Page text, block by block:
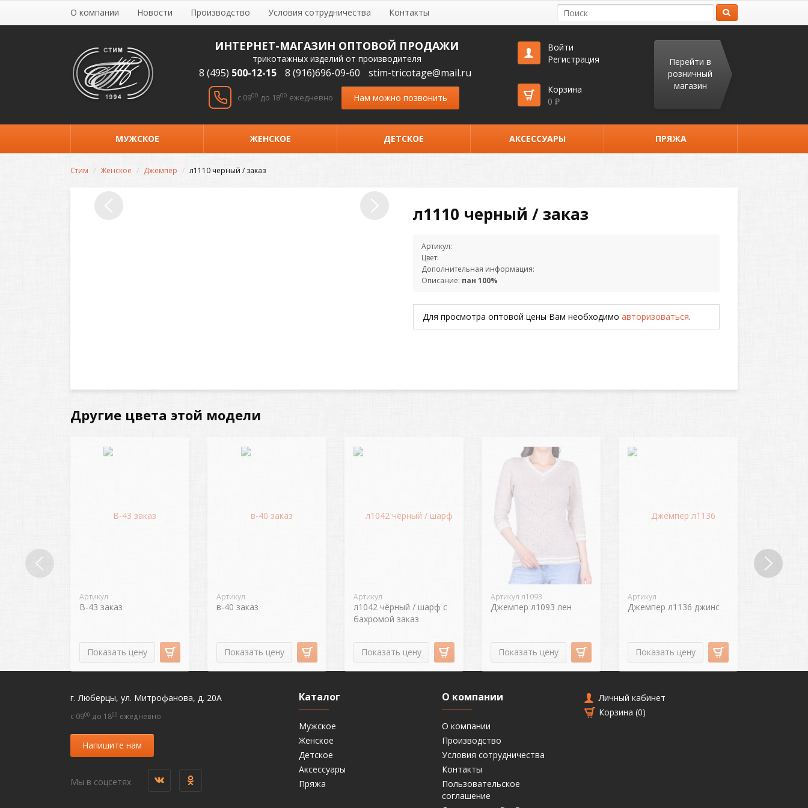
О компании Новости Производство Условия сотрудничества Контакты
ИНТЕРНЕТ-МАГАЗИН ОПТОВОЙ ПРОДАЖИ
трикотажных изделий от производителя
8 (495) 500-12-15 8 (916)696-09-60 stim-tricotage@mail.ru
c 0900 до 1800 ежедневно Нам можно позвонить
Войти
Регистрация
Корзина
0 ₽
Перейти в
розничный
магазин
МУЖСКОЕ ЖЕНСКОЕ ДЕТСКОЕ АКСЕССУАРЫ ПРЯЖА
Стим Женское Джемпер л1110 черный / заказ
л1110 черный / заказ
Артикул:
Цвет:
Дополнительная информация:
Описание: пан 100%
Для просмотра оптовой цены Вам необходимо авторизоваться.
Другие цвета этой модели
Артикул
В-43 заказ
Показать цену
Артикул
в-40 заказ
Показать цену
Артикул
л1042 чёрный / шарф с
бахромой заказ
Показать цену
Артикул л1093
Джемпер л1093 лен
Показать цену
Артикул
Джемпер л1136 джинс
Показать цену
г. Люберцы, ул. Митрофанова, д. 20А
c 0900 до 1800 ежедневно
Напишите нам
Мы в соцсетях
Каталог
Мужское
Женское
Детское
Аксессуары
Пряжа
О компании
О компании
Производство
Условия сотрудничества
Контакты
Пользовательское
соглашение
Личный кабинет
Корзина (0)